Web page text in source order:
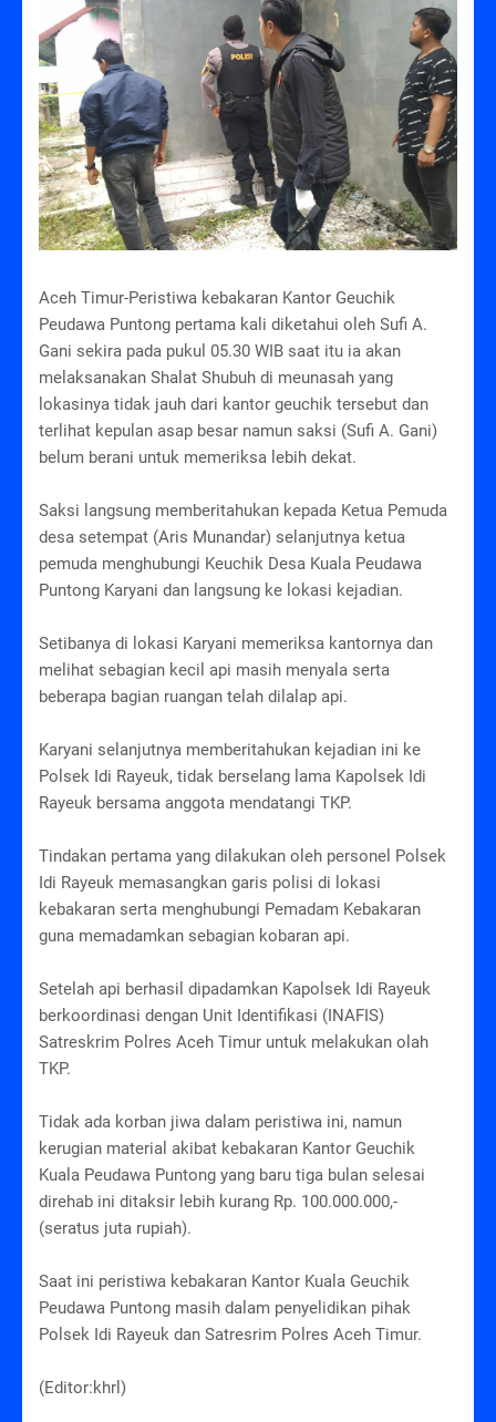
Aceh Timur-Peristiwa kebakaran Kantor Geuchik
Peudawa Puntong pertama kali diketahui oleh Sufi A.
Gani sekira pada pukul 05.30 WIB saat itu ia akan
melaksanakan Shalat Shubuh di meunasah yang
lokasinya tidak jauh dari kantor geuchik tersebut dan
terlihat kepulan asap besar namun saksi (Sufi A. Gani)
belum berani untuk memeriksa lebih dekat.
Saksi langsung memberitahukan kepada Ketua Pemuda
desa setempat (Aris Munandar) selanjutnya ketua
pemuda menghubungi Keuchik Desa Kuala Peudawa
Puntong Karyani dan langsung ke lokasi kejadian.
Setibanya di lokasi Karyani memeriksa kantornya dan
melihat sebagian kecil api masih menyala serta
beberapa bagian ruangan telah dilalap api.
Karyani selanjutnya memberitahukan kejadian ini ke
Polsek Idi Rayeuk, tidak berselang lama Kapolsek Idi
Rayeuk bersama anggota mendatangi TKP.
Tindakan pertama yang dilakukan oleh personel Polsek
Idi Rayeuk memasangkan garis polisi di lokasi
kebakaran serta menghubungi Pemadam Kebakaran
guna memadamkan sebagian kobaran api.
Setelah api berhasil dipadamkan Kapolsek Idi Rayeuk
berkoordinasi dengan Unit Identifikasi (INAFIS)
Satreskrim Polres Aceh Timur untuk melakukan olah
TKP.
Tidak ada korban jiwa dalam peristiwa ini, namun
kerugian material akibat kebakaran Kantor Geuchik
Kuala Peudawa Puntong yang baru tiga bulan selesai
direhab ini ditaksir lebih kurang Rp. 100.000.000,-
(seratus juta rupiah).
Saat ini peristiwa kebakaran Kantor Kuala Geuchik
Peudawa Puntong masih dalam penyelidikan pihak
Polsek Idi Rayeuk dan Satresrim Polres Aceh Timur.
(Editor:khrl)